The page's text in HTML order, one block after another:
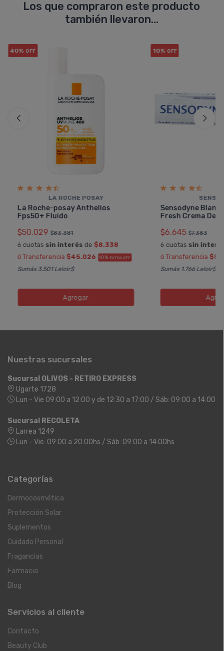
Los que compraron este producto
también llevaron...
40% OFF
LA ROCHE POSAY
La Roche-posay Anthelios
Fps50+ Fluido
$50.029 $83.381
6 cuotas sin interés de $8.338
ó Transferencia $45.026 10% EXTRA OFF
Sumás 3.501 Leloir$
Agregar
10% OFF
Sensodyne
Fresh Crema
$6.645 $7.383
6 cuotas sin
ó Transferencia
Sumás 1.766 Leloir$
Nuestras sucursales
Sucursal OLIVOS - RETIRO EXPRESS
Ugarte 1728
Lun - Vie 09:00 a 12:00 y de 12:30 a 17:00 / Sáb: 09:00 a 14:00
Sucursal RECOLETA
Larrea 1249
Lun - Vie: 09:00 a 20:00hs / Sáb: 09:00 a 14:00hs
Categorías
Dermocosmética
Protección Solar
Suplementos
Cuidado Personal
Fragancias
Farmacia
Blog
Servicios al cliente
Contacto
Beauty Club